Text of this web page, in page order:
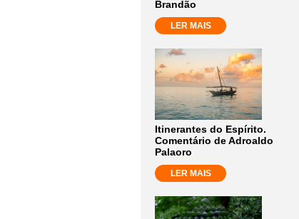
Brandão
LER MAIS
Itinerantes do Espírito.
Comentário de Adroaldo
Palaoro
LER MAIS